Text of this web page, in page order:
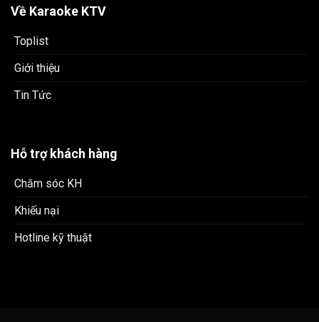
Về Karaoke KTV
Toplist
Giới thiệu
Tin Tức
Hỗ trợ khách hàng
Chăm sóc KH
Khiếu nại
Hotline kỹ thuật